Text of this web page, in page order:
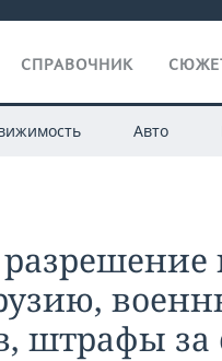
СПРАВОЧНИК
Авто
штрафы за